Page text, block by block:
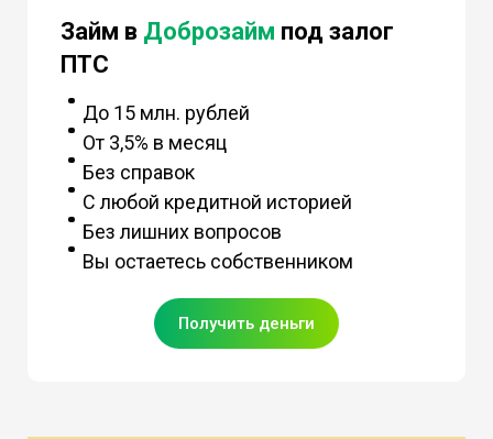
Займ в Доброзайм под залог
ПТС
До 15 млн. рублей
От 3,5% в месяц
Без справок
С любой кредитной историей
Без лишних вопросов
Вы остаетесь собственником
Получить деньги